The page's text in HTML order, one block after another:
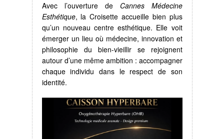
Avec l’ouverture de Cannes Médecine
Esthétique, la Croisette accueille bien plus
qu’un nouveau centre esthétique. Elle voit
émerger un lieu où médecine, innovation et
philosophie du bien-vieillir se rejoignent
autour d’une même ambition : accompagner
chaque individu dans le respect de son
identité.